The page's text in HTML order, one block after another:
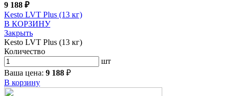
9 188 ₽
Kesto LVT Plus (13 кг)
В КОРЗИНУ
Закрыть
Kesto LVT Plus (13 кг)
Количество
шт
Ваша цена: 9 188 ₽
В корзину